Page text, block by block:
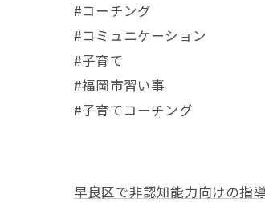
#コーチング
#コミュニケーション
#子育て
#福岡市習い事
#子育てコーチング
早良区で非認知能力向けの指